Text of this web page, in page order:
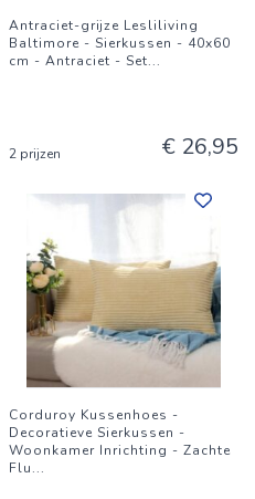
Antraciet-grijze Lesliliving
Baltimore - Sierkussen - 40x60
cm - Antraciet - Set...
2 prijzen € 26,95
Corduroy Kussenhoes -
Decoratieve Sierkussen -
Woonkamer Inrichting - Zachte
Flu...